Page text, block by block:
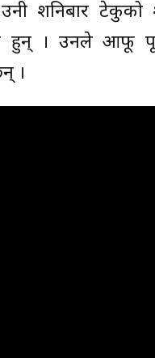
शनिबार टेकुको
हुन् । उनले आफू
।